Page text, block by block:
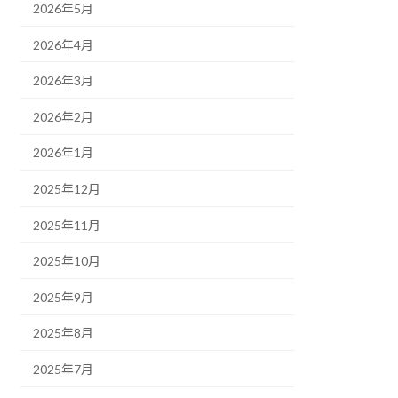
2026年5月
2026年4月
2026年3月
2026年2月
2026年1月
2025年12月
2025年11月
2025年10月
2025年9月
2025年8月
2025年7月